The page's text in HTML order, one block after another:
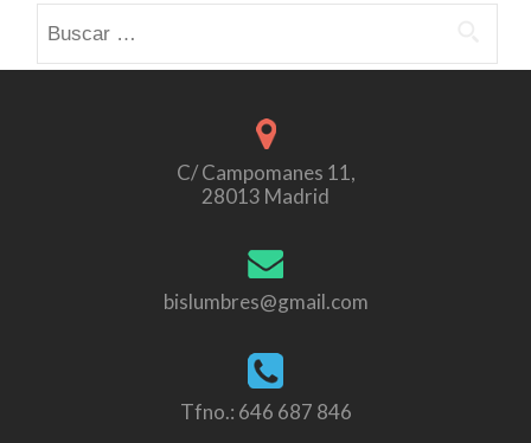
C/ Campomanes 11,
28013 Madrid
bislumbres@gmail.com
Tfno.: 646 687 846